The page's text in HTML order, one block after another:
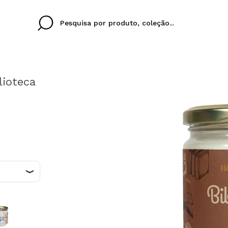
Eu não tenho uma
Ao criar uma conta
rapidamente, verificar
operações anteriores.
IDIOMA PORTUGUESE
Ines
colori